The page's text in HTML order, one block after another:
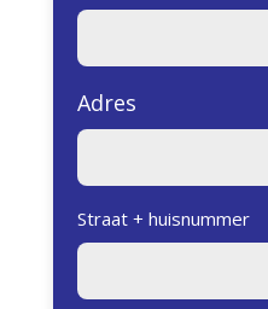
Adres
Straat + huisnummer